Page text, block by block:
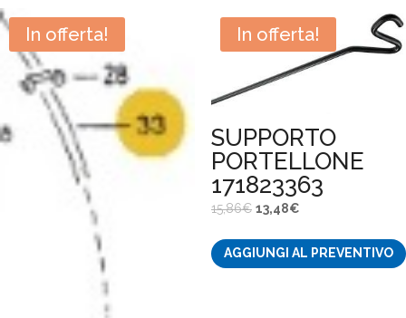
In offerta! In offerta!
SUPPORTO
PORTELLONE
171823363
15,86€ Il
originale
13,48€Il
attuale
AGGIUNGI AL PREVENTIVO